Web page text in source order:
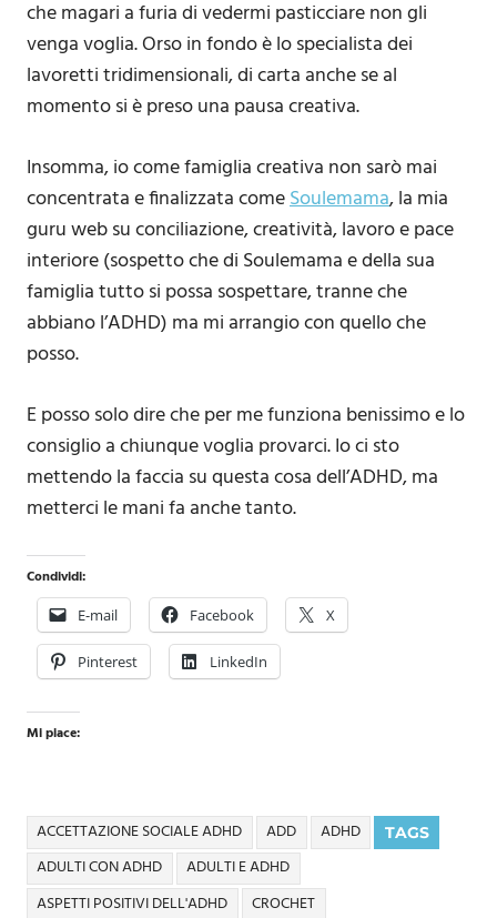
che magari a furia di vedermi pasticciare non gli
venga voglia. Orso in fondo è lo specialista dei
lavoretti tridimensionali, di carta anche se al
momento si è preso una pausa creativa.
Insomma, io come famiglia creativa non sarò mai
concentrata e finalizzata comeSoulemama, la mia
guru web su conciliazione, creatività, lavoro e pace
interiore (sospetto che di Soulemama e della sua
famiglia tutto si possa sospettare, tranne che
abbiano l’ADHD) ma mi arrangio con quello che
posso.
E posso solo dire che per me funziona benissimo e lo
consiglio a chiunque voglia provarci. Io ci sto
mettendo la faccia su questa cosa dell’ADHD, ma
metterci le mani fa anche tanto.
Condividi:
E-mail Facebook X
Pinterest LinkedIn
Mi piace:
TAGS
ACCETTAZIONE SOCIALE ADHD ADD
ADHD
ADULTI CON ADHD
ADULTI E ADHD
ASPETTI POSITIVI DELL'ADHD
CROCHET